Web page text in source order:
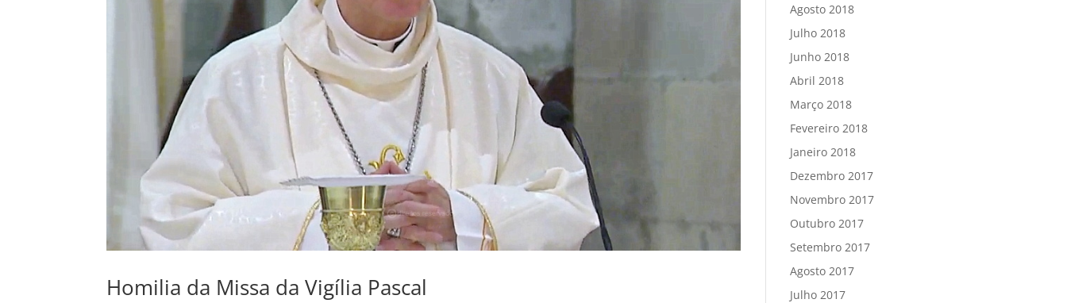
Homilia da Missa da Vigília Pascal
Agosto 2018
Julho 2018
Junho 2018
Abril 2018
Março 2018
Fevereiro 2018
Janeiro 2018
Dezembro 2017
Novembro 2017
Outubro 2017
Setembro 2017
Agosto 2017
Julho 2017